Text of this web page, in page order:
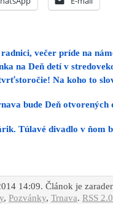
večer príde na
na Deň detí v
Na koho to
bude Deň otvorených
Túlavé divadlo v ňom
14:09. Článok je
, Pozvánky, Trnava. RSS 2.0